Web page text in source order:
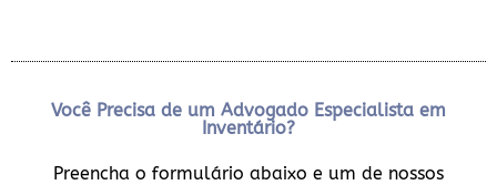
Você Precisa de um Advogado Especialista em
Inventário?
Preencha o formulário abaixo e um de nossos